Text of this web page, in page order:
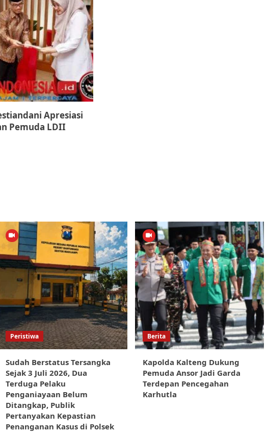
Apresiasi
Pemuda LDII
Peristiwa
Sudah Berstatus Tersangka
Sejak 3 Juli 2026, Dua
Terduga Pelaku
Penganiayaan Belum
Ditangkap, Publik
Pertanyakan Kepastian
Penanganan Kasus di Polsek
Berita
Kapolda Kalteng Dukung
Pemuda Ansor Jadi Garda
Terdepan Pencegahan
Karhutla